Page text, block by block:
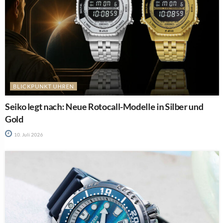
BLICKPUNKT UHREN
Seiko legt nach: Neue Rotocall-Modelle in Silber und
Gold
10. Juli 2026